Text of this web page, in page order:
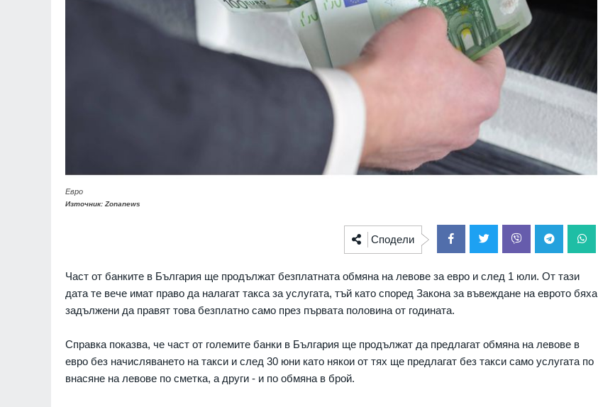
Евро
Източник: Zonanews
Сподели
Част от банките в България ще продължат безплатната обмяна на левове за евро и след 1 юли. От тази
дата те вече имат право да налагат такса за услугата, тъй като според Закона за въвеждане на еврото бяха
задължени да правят това безплатно само през първата половина от годината.
Справка показва, че част от големите банки в България ще продължат да предлагат обмяна на левове в
евро без начисляването на такси и след 30 юни като някои от тях ще предлагат без такси само услугата по
внасяне на левове по сметка, а други - и по обмяна в брой.